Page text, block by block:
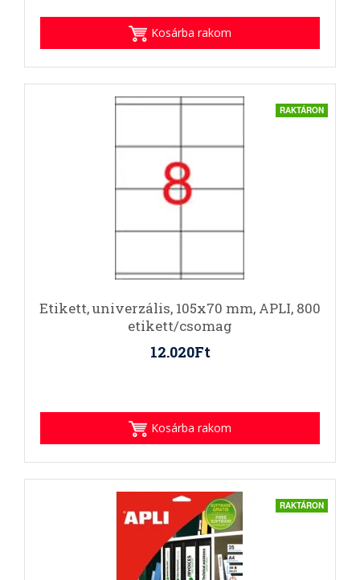
Kosárba rakom
RAKTÁRON
Etikett, univerzális, 105x70 mm, APLI, 800
etikett/csomag
12.020Ft
Kosárba rakom
RAKTÁRON